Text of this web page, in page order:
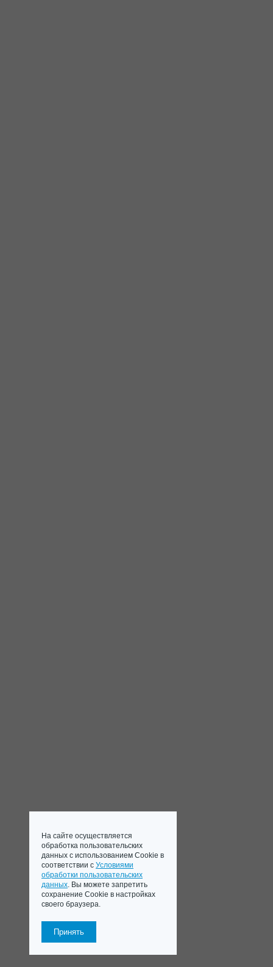
На сайте осуществляется
обработка пользовательских
данных с использованием Cookie в
соответствии с Условиями
обработки пользовательских
данных. Вы можете запретить
сохранение Cookie в настройках
своего браузера.
Принять